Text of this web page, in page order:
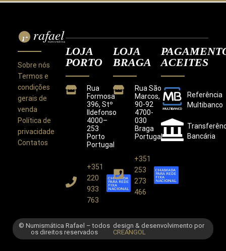
Este site utiliza cookies para melhorar a sua
Ao utilizar este site concorda com a nossaPolítica de
Sobre nós
Termos e
condições
gerais de
venda
Política de
privacidade
Contatos
LOJA
PORTO
Rua
Formosa
396, Stº
Ildefonso
4000–
253
Porto
Portugal
+351
220
933
763
CHAMADA
PARA REDE
FIXA
NACIONAL
LOJA
BRAGA
Rua São
Marcos,
90-92
4700-
030
Braga
Portugal
+351
253
273
466
CHAMADA
PARA REDE
FIXA
NACIONAL
ACEITES
Referência
Multibanco
Bancária
© Numismática Rafael – todos
os direitos reservados
design & desenvolvimento por
CREANGOL